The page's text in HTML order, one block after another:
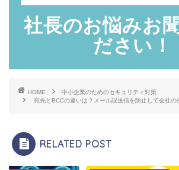
社長のお悩みお
ださい！
HOME
中小企業のためのセキュリティ対策
宛先とBCCの違いは？メール誤送信を防止して会社の
RELATED POST